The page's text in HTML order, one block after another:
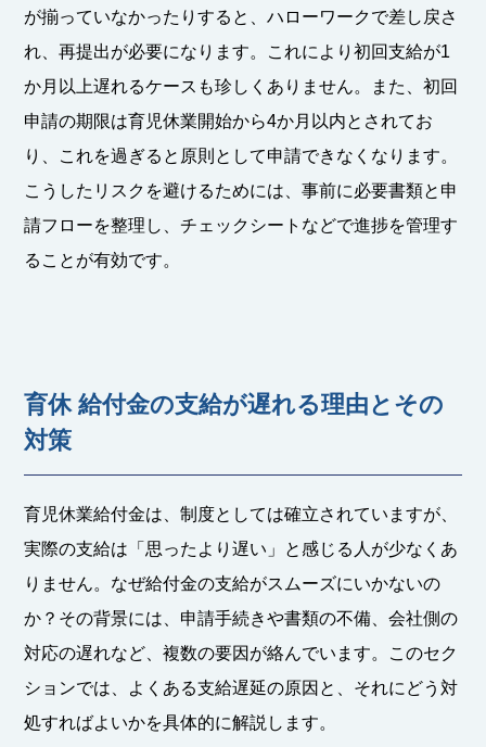
が揃っていなかったりすると、ハローワークで差し戻さ
れ、再提出が必要になります。これにより初回支給が1
か月以上遅れるケースも珍しくありません。また、初回
申請の期限は育児休業開始から4か月以内とされてお
り、これを過ぎると原則として申請できなくなります。
こうしたリスクを避けるためには、事前に必要書類と申
請フローを整理し、チェックシートなどで進捗を管理す
ることが有効です。
育休 給付金の支給が遅れる理由とその
対策
育児休業給付金は、制度としては確立されていますが、
実際の支給は「思ったより遅い」と感じる人が少なくあ
りません。なぜ給付金の支給がスムーズにいかないの
か？その背景には、申請手続きや書類の不備、会社側の
対応の遅れなど、複数の要因が絡んでいます。このセク
ションでは、よくある支給遅延の原因と、それにどう対
処すればよいかを具体的に解説します。